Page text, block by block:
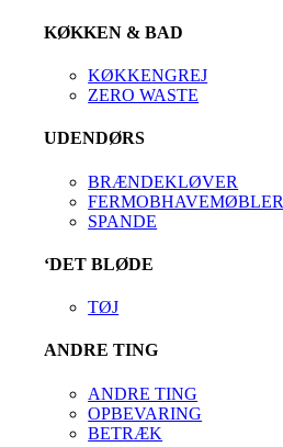
KØKKEN & BAD
KØKKENGREJ
ZERO WASTE
UDENDØRS
BRÆNDEKLØVER
FERMOBHAVEMØBLER
SPANDE
‘DET BLØDE
TØJ
ANDRE TING
ANDRE TING
OPBEVARING
BETRÆK